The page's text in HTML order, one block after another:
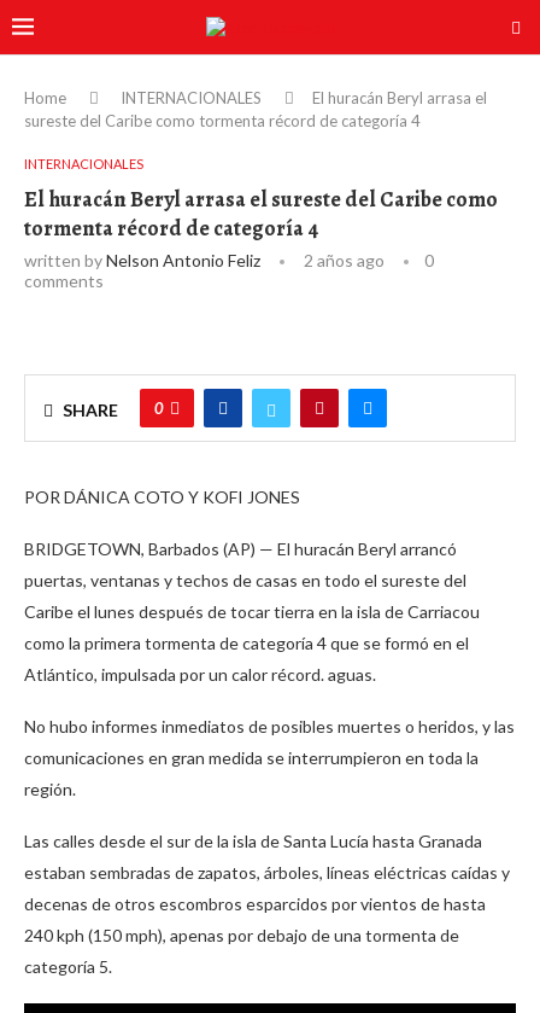
Home INTERNACIONALES
El huracán Beryl arrasa el
sureste del Caribe como tormenta récord de categoría 4
INTERNACIONALES
El huracán Beryl arrasa el sureste del Caribe como
tormenta récord de categoría 4
written byNelson Antonio Feliz 2 años ago
0
comments
SHARE 0
POR DÁNICA COTO Y KOFI JONES
BRIDGETOWN, Barbados (AP) — El huracán Beryl arrancó
puertas, ventanas y techos de casas en todo el sureste del
Caribe el lunes después de tocar tierra en la isla de Carriacou
como la primera tormenta de categoría 4 que se formó en el
Atlántico, impulsada por un calor récord. aguas.
No hubo informes inmediatos de posibles muertes o heridos, y las
comunicaciones en gran medida se interrumpieron en toda la
región.
Las calles desde el sur de la isla de Santa Lucía hasta Granada
estaban sembradas de zapatos, árboles, líneas eléctricas caídas y
decenas de otros escombros esparcidos por vientos de hasta
240 kph (150 mph), apenas por debajo de una tormenta de
categoría 5.